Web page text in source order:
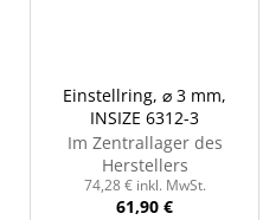
Einstellring, ⌀ 3 mm,
INSIZE 6312-3
Im Zentrallager des
Herstellers
74,28 € inkl. MwSt.
61,90 €